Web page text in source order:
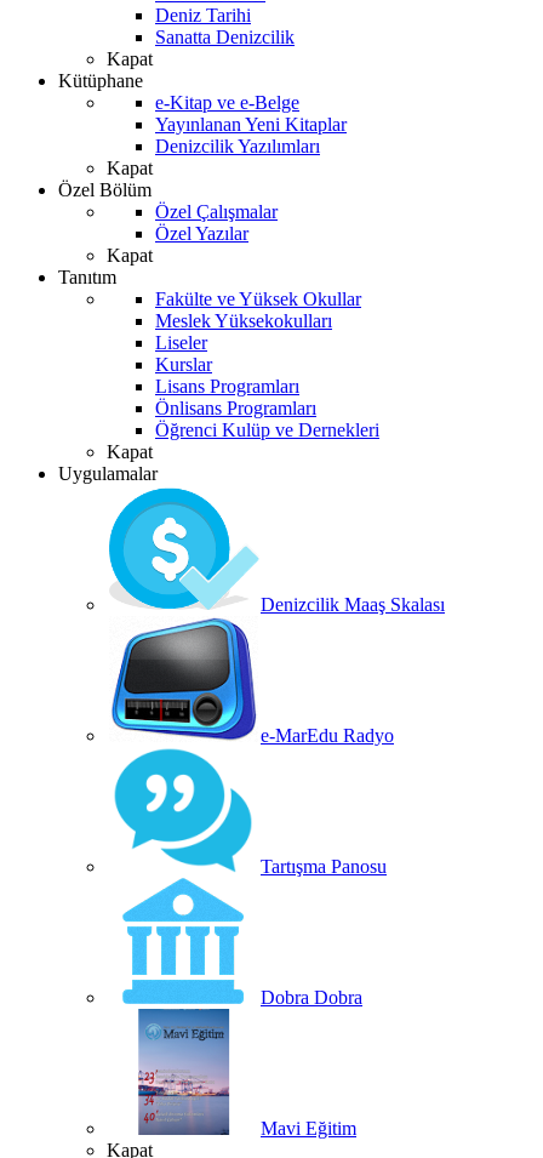
Deniz Tarihi
Sanatta Denizcilik
Kapat
Kütüphane
e-Kitap ve e-Belge
Yayınlanan Yeni Kitaplar
Denizcilik Yazılımları
Kapat
Özel Bölüm
Özel Çalışmalar
Özel Yazılar
Kapat
Tanıtım
Fakülte ve Yüksek Okullar
Meslek Yüksekokulları
Liseler
Kurslar
Lisans Programları
Önlisans Programları
Öğrenci Kulüp ve Dernekleri
Kapat
Uygulamalar
Denizcilik Maaş Skalası
e-MarEdu Radyo
Tartışma Panosu
Dobra Dobra
Mavi Eğitim
Kapat